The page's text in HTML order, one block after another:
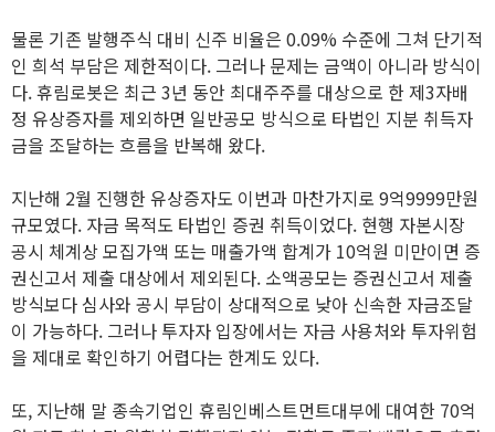
물론 기존 발행주식 대비 신주 비율은 0.09% 수준에 그쳐 단기적
인 희석 부담은 제한적이다. 그러나 문제는 금액이 아니라 방식이
다. 휴림로봇은 최근 3년 동안 최대주주를 대상으로 한 제3자배
정 유상증자를 제외하면 일반공모 방식으로 타법인 지분 취득자
금을 조달하는 흐름을 반복해 왔다.
지난해 2월 진행한 유상증자도 이번과 마찬가지로 9억9999만원
규모였다. 자금 목적도 타법인 증권 취득이었다. 현행 자본시장
공시 체계상 모집가액 또는 매출가액 합계가 10억원 미만이면 증
권신고서 제출 대상에서 제외된다. 소액공모는 증권신고서 제출
방식보다 심사와 공시 부담이 상대적으로 낮아 신속한 자금조달
이 가능하다. 그러나 투자자 입장에서는 자금 사용처와 투자위험
을 제대로 확인하기 어렵다는 한계도 있다.
또, 지난해 말 종속기업인 휴림인베스트먼트대부에 대여한 70억